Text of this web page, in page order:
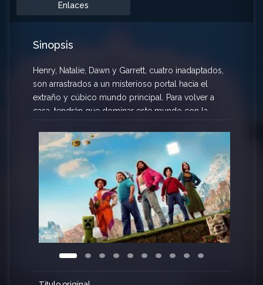
Enlaces
Sinopsis
Henry, Natalie, Dawn y Garrett, cuatro inadaptados,
son arrastrados a un misterioso portal hacia el
extraño y cúbico mundo principal. Para volver a
casa, tendrán que dominar este mundo con la
llamado, Steve, mientras se embarcan en una
búsqueda mágica.